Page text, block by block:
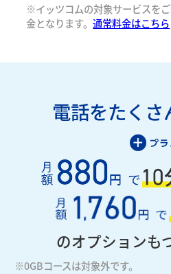
※イッツコムの対象サービスを
金となります。通常料金はこちら
電話をたくさ
のオプションも
※0GBコースは対象外です。